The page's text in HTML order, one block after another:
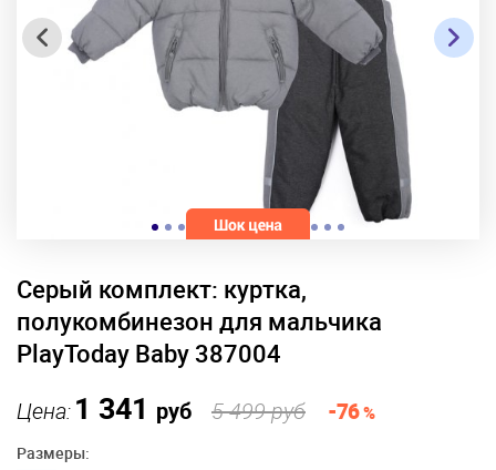
Серый комплект: куртка,
полукомбинезон для мальчика
PlayToday Baby 387004
Цена:1 341 руб 5 499 руб -76%
Размеры: